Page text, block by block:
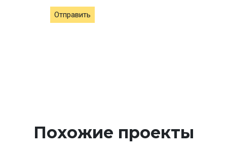
Отправить
Похожие проекты